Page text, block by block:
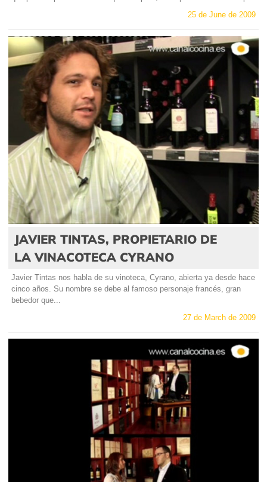
25 de June de 2009
JAVIER TINTAS, PROPIETARIO DE
LA VINACOTECA CYRANO
Javier Tintas nos habla de su vinoteca, Cyrano, abierta ya desde hace
cinco años. Su nombre se debe al famoso personaje francés, gran
bebedor que...
27 de March de 2009